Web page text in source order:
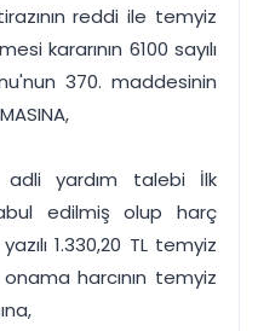
reddi ile temyiz
kararının 6100 sayılı
370. maddesinin
adli yardım talebi İlk
edilmiş olup harç
1.330,20 TL temyiz
harcının temyiz